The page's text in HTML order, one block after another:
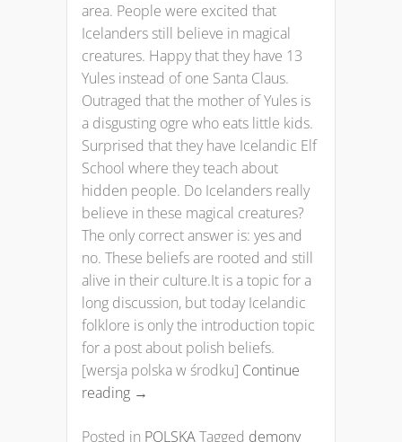
area. People were excited that
Icelanders still believe in magical
creatures. Happy that they have 13
Yules instead of one Santa Claus.
Outraged that the mother of Yules is
a disgusting ogre who eats little kids.
Surprised that they have Icelandic Elf
School where they teach about
hidden people. Do Icelanders really
believe in these magical creatures?
The only correct answer is: yes and
no. These beliefs are rooted and still
alive in their culture.It is a topic for a
long discussion, but today Icelandic
folklore is only the introduction topic
for a post about polish beliefs.
[wersja polska w środku] Continue
reading →
Posted in POLSKATagged demony